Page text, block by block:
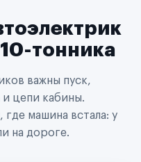
тонника
важны пуск,
и цепи кабины.
машина встала: у
на дороге.